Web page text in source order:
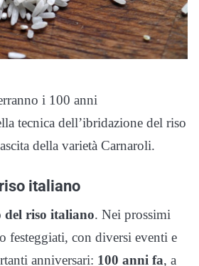
i 100 anni
tecnica dell’ibridazione del riso
della varietà Carnaroli.
italiano
del riso italiano. Nei prossimi
festeggiati, con diversi eventi e
anniversari: 100 anni fa, a